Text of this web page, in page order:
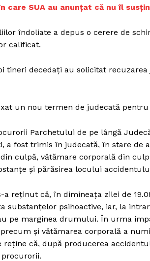
care SUA au anunțat că nu îl
îndoliate a depus o cerere de
calificat.
tineri decedaţi au solicitat
un nou termen de judecată pentru
Parchetului de pe lângă
a fost trimis în judecată, în stare de
culpă, vătămare corporală din
şi părăsirea locului
a reţinut că, în dimineaţa zilei de
substanţelor psihoactive, iar, la
pe marginea drumului. În urma
şi vătămarea corporală a
reţine că, după producerea